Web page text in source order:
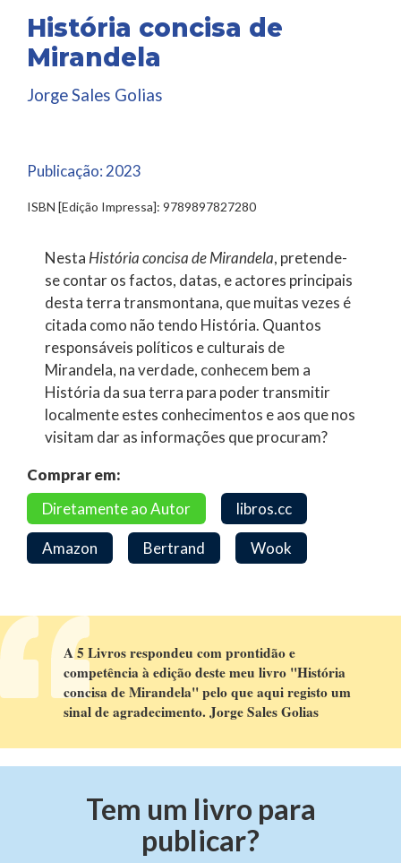
História concisa de
Mirandela
Jorge Sales Golias
Publicação: 2023
ISBN [Edição Impressa]: 9789897827280
Nesta História concisa de Mirandela, pretende-
se contar os factos, datas, e actores principais
desta terra transmontana, que muitas vezes é
citada como não tendo História. Quantos
responsáveis políticos e culturais de
Mirandela, na verdade, conhecem bem a
História da sua terra para poder transmitir
localmente estes conhecimentos e aos que nos
visitam dar as informações que procuram?
Comprar em:
Diretamente ao Autor
libros.cc
Amazon Bertrand Wook
A 5 Livros respondeu com prontidão e
competência à edição deste meu livro "História
concisa de Mirandela" pelo que aqui registo um
sinal de agradecimento. Jorge Sales Golias
Tem um livro para
publicar?